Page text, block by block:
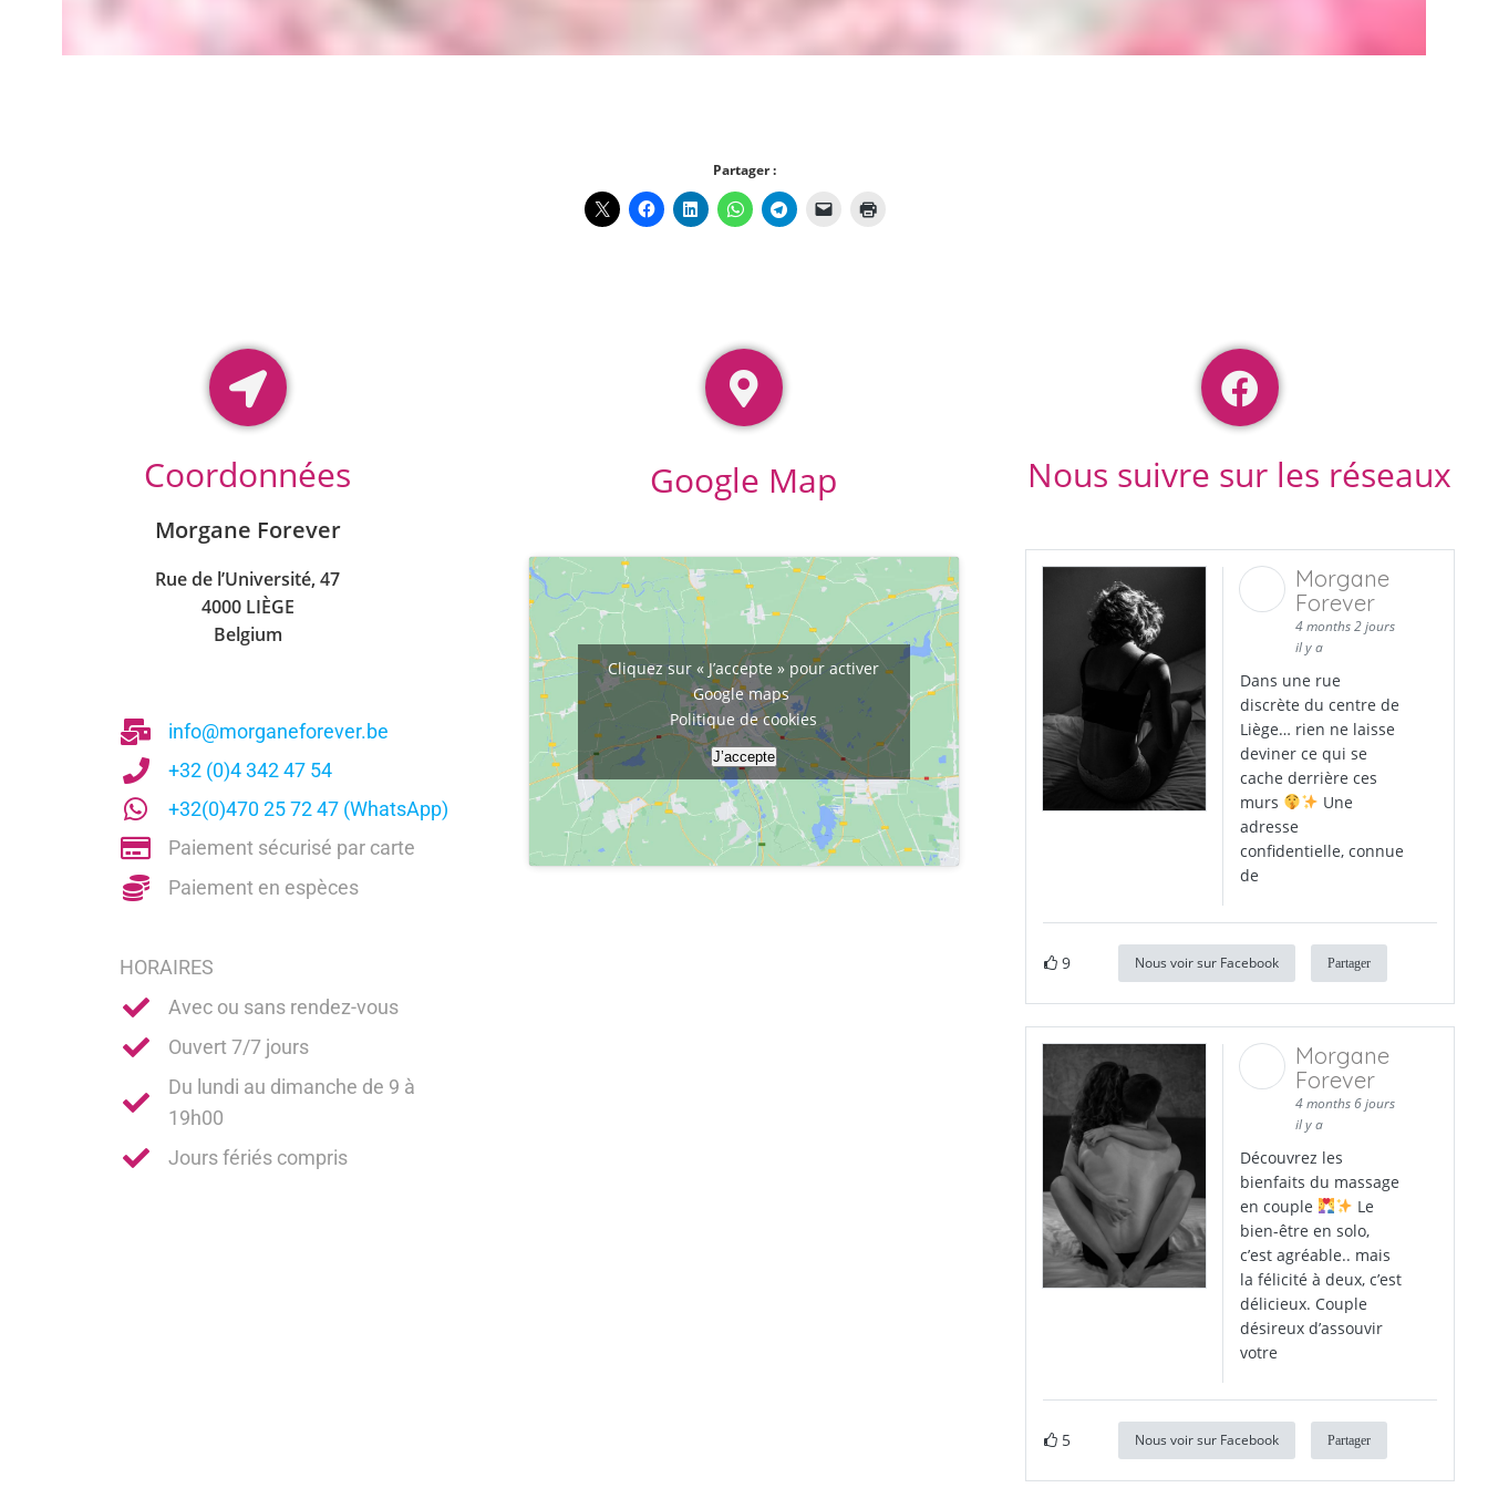
Partager :
Coordonnées
Morgane Forever
Rue de l’Université, 47
4000 LIÈGE
Belgium
info@morganeforever.be
+32 (0)4 342 47 54
+32(0)470 25 72 47 (WhatsApp)
Paiement sécurisé par carte
Paiement en espèces
HORAIRES
Avec ou sans rendez-vous
Ouvert 7/7 jours
Du lundi au dimanche de 9 à
19h00
Jours fériés compris
Google Map
Cliquez sur « J’accepte » pour activer
Google maps
Politique de cookies
J’accepte
Nous suivre sur les réseaux
Morgane
Forever
4 months 2 jours
il y a
Dans une rue
discrète du centre de
Liège… rien ne laisse
deviner ce qui se
cache derrière ces
murs
Une
adresse
confidentielle, connue
de
9 Nous voir sur Facebook Partager
Morgane
Forever
4 months 6 jours
il y a
Découvrez les
bienfaits du massage
en couple
Le
bien-être en solo,
c’est agréable.. mais
la félicité à deux, c’est
délicieux. Couple
désireux d’assouvir
votre
5 Nous voir sur Facebook Partager